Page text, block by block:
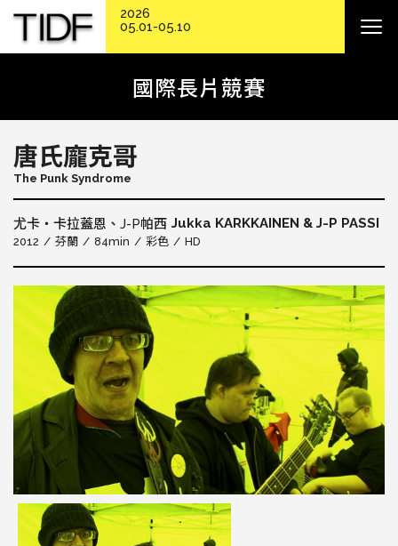
國際長片競賽
唐氏龐克哥
The Punk Syndrome
尤卡‧卡拉蓋恩、J-P帕西 Jukka KARKKAINEN & J-P PASSI
2012 芬蘭 84min 彩色 HD
2026
05.01-05.10